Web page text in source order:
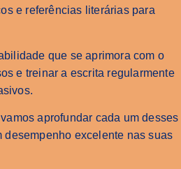
e referências literárias para
que se aprimora com o
e treinar a escrita regularmente
aprofundar cada um desses
desempenho excelente nas suas